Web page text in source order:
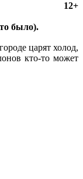
12+
было).
царят холод,
кто-то может